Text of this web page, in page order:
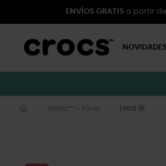
ENVÍOS GRATIS a partir
NOVIDADES
Jibbitz™ - Pines Letra W